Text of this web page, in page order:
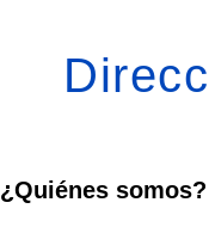
¿Quiénes somos?